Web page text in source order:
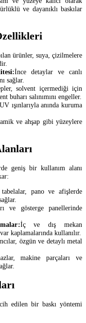
ve dayanıklı baskılar
ürünler, suya, çizilmelere
İnce detaylar ve canlı
sağlar.
solvent içermediği için
buharı salınımını engeller.
ışınlarıyla anında kuruma
ve ahşap gibi yüzeylere
geniş bir kullanım alanı
pano ve afişlerde
ve gösterge panellerinde
İç ve dış mekan
kaplamalarında kullanılır.
özgün ve detaylı metal
makine parçaları ve
edilen bir baskı yöntemi